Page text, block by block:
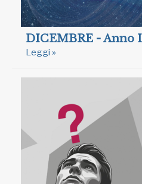
DICEMBRE - Anno
Leggi »